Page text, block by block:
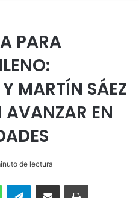
PARA
MARTÍN SÁEZ
AVANZAR EN
de lectura
WhatsAppTelegramEnviar vía email Imprimir